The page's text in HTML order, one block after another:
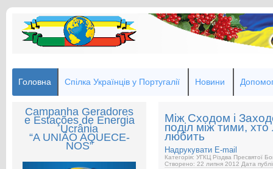
Головна Спілка Українців у Португалії Новини
Campanha Geradores
e Estações de Energia
Ucrânia
“A UNIÃO AQUECE-
NOS”
Між Сходом і
поділ між тими, хто
любить
Надрукувати E-mail
Категорія: УГКЦ Різдва Пресвятої
Створено: 22 липня 2012 Дата